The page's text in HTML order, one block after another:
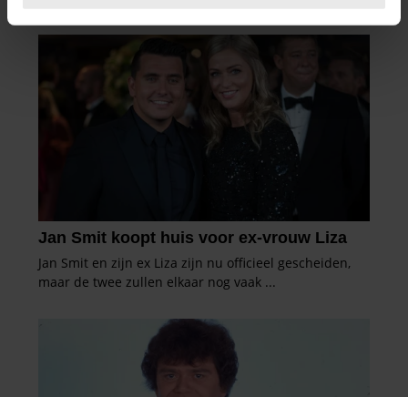
intrekken in de Cookieverklaring.
We gebruiken cookies om content en advertenties te
personaliseren, om functies voor social media te bieden
en om ons websiteverkeer te analyseren. Ook delen we
informatie over uw gebruik van onze site met onze
partners voor social media, adverteren en analyse. Deze
partners kunnen deze gegevens combineren met andere
informatie die u aan ze heeft verstrekt of die ze hebben
verzameld op basis van uw gebruik van hun services. U
gaat akkoord met onze cookies als u onze website blijft
gebruiken.